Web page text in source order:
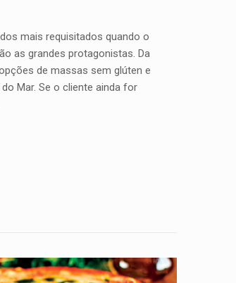
mais requisitados quando o
as grandes protagonistas. Da
de massas sem glúten e
Mar. Se o cliente ainda for